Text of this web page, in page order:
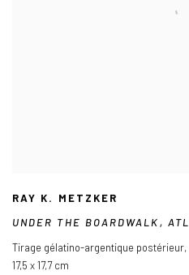
RAY K. METZKER
UNDER THE BOARDWALK,
Tirage gélatino-argentique postérieur,
17,5 x 17,7 cm